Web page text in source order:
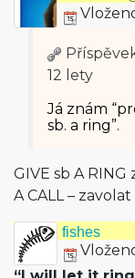
12 lety
Já znám
sb. a ring”.
GIVE sb A
A CALL –
fishes